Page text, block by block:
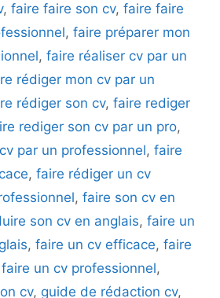
, faire faire son cv, faire faire
, faire préparer mon
, faire réaliser cv par un
rédiger mon cv par un
rédiger son cv, faire rediger
rediger son cv par un pro,
par un professionnel, faire
, faire rédiger un cv
, faire son cv en
son cv en anglais, faire un
, faire un cv efficace, faire
faire un cv professionnel,
cv, guide de rédaction cv,